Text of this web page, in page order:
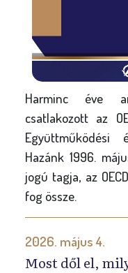
Harminc éve
csatlakozott az
Együttműködési
Hazánk 1996.
jogú tagja, az
fog össze.
2026. május 4.
Most dől el,